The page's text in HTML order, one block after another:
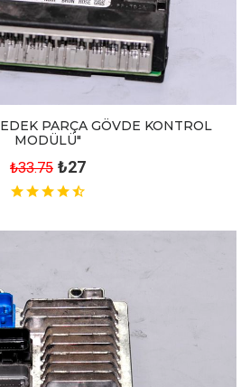
PARÇA GÖVDE KONTROL
MODÜLÜ"
₺33.75 ₺27